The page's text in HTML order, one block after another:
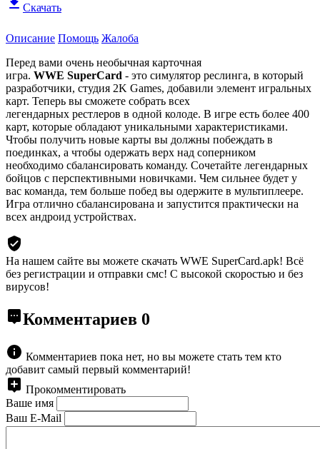
Скачать
Описание Помощь Жалоба
Перед вами очень необычная карточная
игра. WWE SuperCard - это симулятор реслинга, в который
разработчики, студия 2K Games, добавили элемент игральных
карт. Теперь вы сможете собрать всех
легендарных рестлеров в одной колоде. В игре есть более 400
карт, которые обладают уникальными характеристиками.
Чтобы получить новые карты вы должны побеждать в
поединках, а чтобы одержать верх над соперником
необходимо сбалансировать команду. Сочетайте легендарных
бойцов с перспективными новичками. Чем сильнее будет у
вас команда, тем больше побед вы одержите в мультиплеере.
Игра отлично сбалансирована и запустится практически на
всех андроид устройствах.
На нашем сайте вы можете скачать WWE SuperCard.apk! Всё
без регистрации и отправки смс! С высокой скоростью и без
вирусов!
Комментариев 0
Комментариев пока нет, но вы можете стать тем кто
добавит самый первый комментарий!
Прокомментировать
Ваше имя
Ваш E-Mail